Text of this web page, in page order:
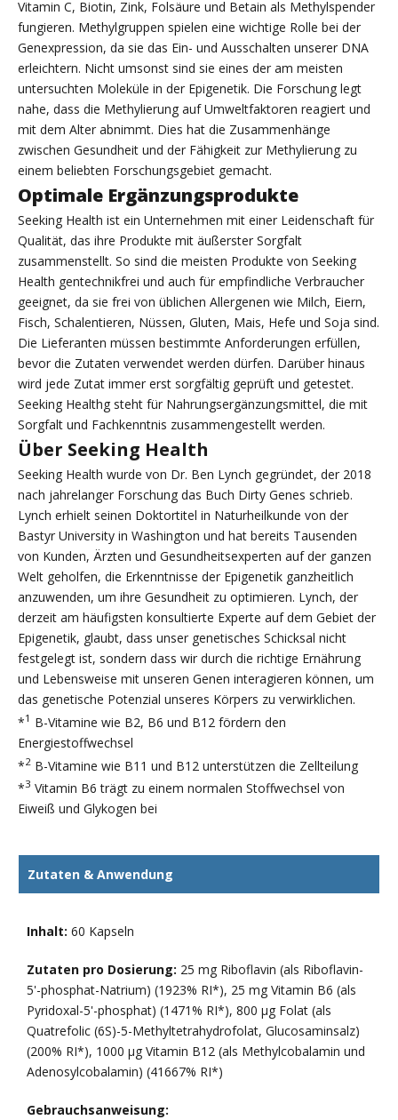
Vitamin C, Biotin, Zink, Folsäure und Betain als Methylspender
fungieren. Methylgruppen spielen eine wichtige Rolle bei der
Genexpression, da sie das Ein- und Ausschalten unserer DNA
erleichtern. Nicht umsonst sind sie eines der am meisten
untersuchten Moleküle in der Epigenetik. Die Forschung legt
nahe, dass die Methylierung auf Umweltfaktoren reagiert und
mit dem Alter abnimmt. Dies hat die Zusammenhänge
zwischen Gesundheit und der Fähigkeit zur Methylierung zu
einem beliebten Forschungsgebiet gemacht.
Optimale Ergänzungsprodukte
Seeking Health ist ein Unternehmen mit einer Leidenschaft für
Qualität, das ihre Produkte mit äußerster Sorgfalt
zusammenstellt. So sind die meisten Produkte von Seeking
Health gentechnikfrei und auch für empfindliche Verbraucher
geeignet, da sie frei von üblichen Allergenen wie Milch, Eiern,
Fisch, Schalentieren, Nüssen, Gluten, Mais, Hefe und Soja sind.
Die Lieferanten müssen bestimmte Anforderungen erfüllen,
bevor die Zutaten verwendet werden dürfen. Darüber hinaus
wird jede Zutat immer erst sorgfältig geprüft und getestet.
Seeking Healthg steht für Nahrungsergänzungsmittel, die mit
Sorgfalt und Fachkenntnis zusammengestellt werden.
Über Seeking Health
Seeking Health wurde von Dr. Ben Lynch gegründet, der 2018
nach jahrelanger Forschung das Buch Dirty Genes schrieb.
Lynch erhielt seinen Doktortitel in Naturheilkunde von der
Bastyr University in Washington und hat bereits Tausenden
von Kunden, Ärzten und Gesundheitsexperten auf der ganzen
Welt geholfen, die Erkenntnisse der Epigenetik ganzheitlich
anzuwenden, um ihre Gesundheit zu optimieren. Lynch, der
derzeit am häufigsten konsultierte Experte auf dem Gebiet der
Epigenetik, glaubt, dass unser genetisches Schicksal nicht
festgelegt ist, sondern dass wir durch die richtige Ernährung
und Lebensweise mit unseren Genen interagieren können, um
das genetische Potenzial unseres Körpers zu verwirklichen.
*1 B-Vitamine wie B2, B6 und B12 fördern den
Energiestoffwechsel
*2 B-Vitamine wie B11 und B12 unterstützen die Zellteilung
*3 Vitamin B6 trägt zu einem normalen Stoffwechsel von
Eiweiß und Glykogen bei
Zutaten & Anwendung
Inhalt: 60 Kapseln
Zutaten pro Dosierung: 25 mg Riboflavin (als Riboflavin-
5'-phosphat-Natrium) (1923% RI*), 25 mg Vitamin B6 (als
Pyridoxal-5'-phosphat) (1471% RI*), 800 µg Folat (als
Quatrefolic (6S)-5-Methyltetrahydrofolat, Glucosaminsalz)
(200% RI*), 1000 µg Vitamin B12 (als Methylcobalamin und
Adenosylcobalamin) (41667% RI*)
Gebrauchsanweisung: